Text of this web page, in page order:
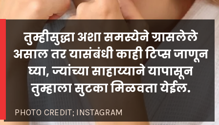
PHOTO CREDIT; INSTAGRAM
तुम्हीसुद्धा अशा समस्येने ग्रासलेले
असाल तर यासंबंधी काही टिप्स जाणून
घ्या, ज्यांच्या साहाय्याने यापासून